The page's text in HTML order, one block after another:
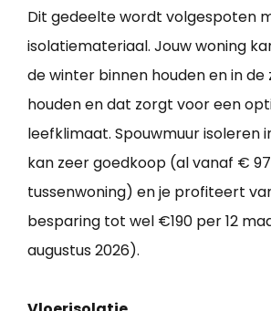
Dit gedeelte wordt volgespoten
isolatiemateriaal. Jouw woning
de winter binnen houden en in
houden en dat zorgt voor een
leefklimaat. Spouwmuur isoleren
kan zeer goedkoop (al vanaf €
tussenwoning) en je profiteert
besparing tot wel €190 per 12
augustus 2026).